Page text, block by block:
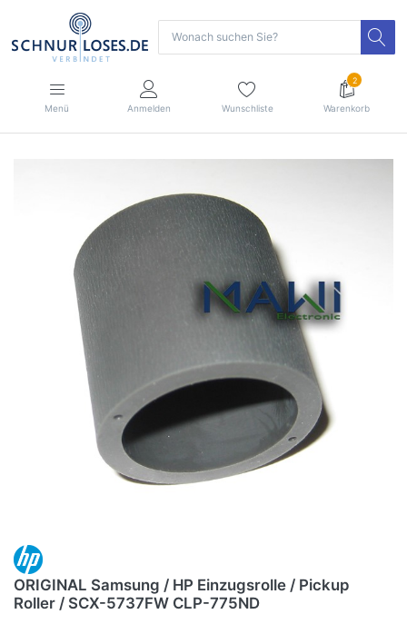
Menü Anmelden Wunschliste
2
Warenkorb
ORIGINAL Samsung / HP Einzugsrolle / Pickup
Roller / SCX-5737FW CLP-775ND